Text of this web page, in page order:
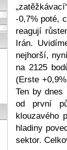
-0,7% poté,
reagují
Irán.
nejhorší,
na 2125
(Erste
Ten by
od první
klouzavého
hladiny
sektor.